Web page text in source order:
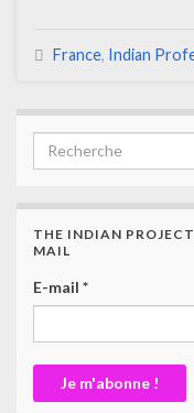
France, Indian
THE INDIAN
MAIL
E-mail *